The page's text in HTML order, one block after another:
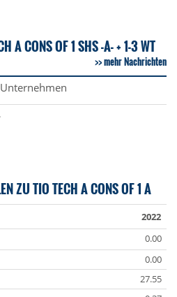
A CONS OF 1 SHS -A- + 1-3 WT
mehr Nachrichten
ZU TIO TECH A CONS OF 1 A
2022
0.00
0.00
27.55